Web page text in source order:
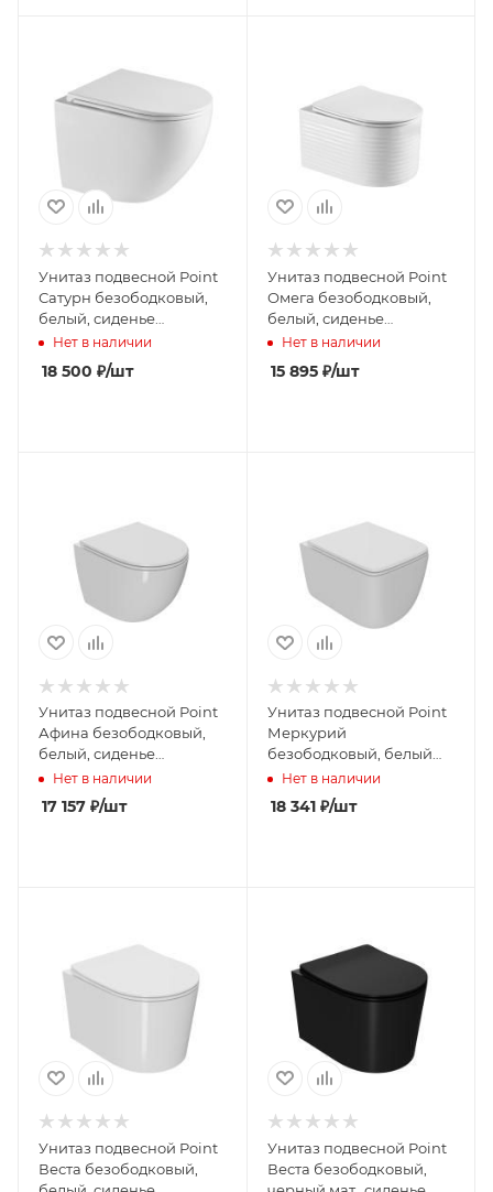
Унитаз подвесной Point
Сатурн безободковый,
белый, сиденье
дюропласт микролифт
быстросъем., PN41901
Нет в наличии
18 500 ₽/шт
Унитаз подвесной Point
Омега безободковый,
белый, сиденье
дюропласт микролифт
быстросъем., PN41902
Нет в наличии
15 895₽/шт
Унитаз подвесной Point
Афина безободковый,
белый, сиденье
дюропласт микролифт
быстросъем., PN41041
Нет в наличии
17 157 ₽/шт
Унитаз подвесной Point
Меркурий
безободковый, белый
мат., сиденье дюропласт
микролифт быстросъем.,
PN41831WM
Нет в наличии
18 341₽/шт
Унитаз подвесной Point
Веста безободковый,
Унитаз подвесной Point
Веста безободковый,